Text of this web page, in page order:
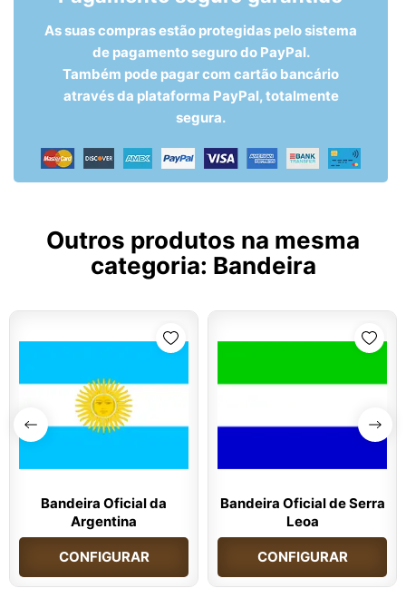
As suas compras estão protegidas pelo sistema
de pagamento seguro do PayPal.
Também pode pagar com cartão bancário
através da plataforma PayPal, totalmente
segura.
Outros produtos na mesma
categoria: Bandeira
Bandeira Oficial da
Argentina
CONFIGURAR
Bandeira Oficial de Serra
Leoa
CONFIGURAR